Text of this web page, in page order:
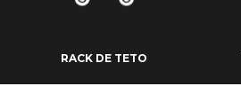
RACK DE TETO